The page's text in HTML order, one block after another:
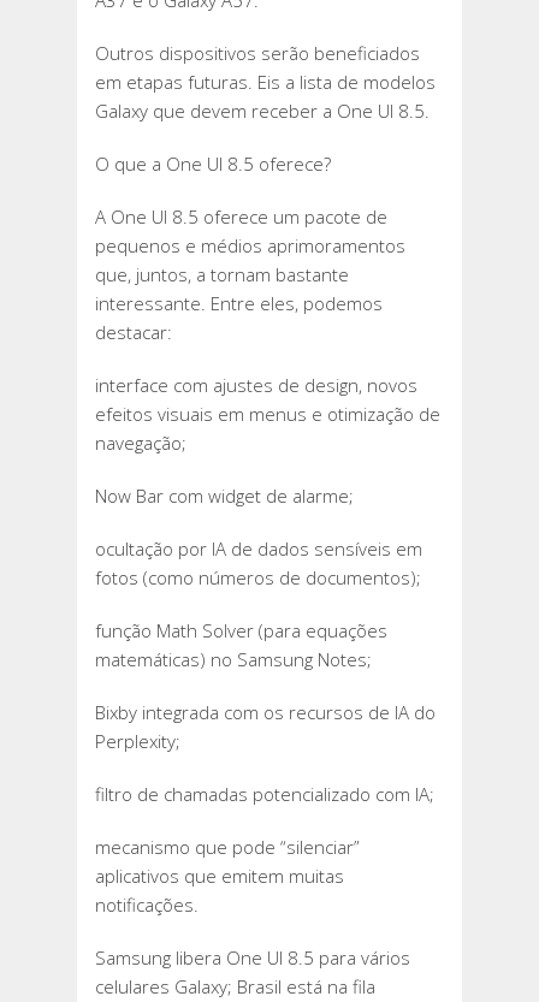
Outros dispositivos serão beneficiados
em etapas futuras. Eis a lista de modelos
Galaxy que devem receber a One UI 8.5.
O que a One UI 8.5 oferece?
A One UI 8.5 oferece um pacote de
pequenos e médios aprimoramentos
que, juntos, a tornam bastante
interessante. Entre eles, podemos
destacar:
interface com ajustes de design, novos
efeitos visuais em menus e otimização de
navegação;
Now Bar com widget de alarme;
ocultação por IA de dados sensíveis em
fotos (como números de documentos);
função Math Solver (para equações
matemáticas) no Samsung Notes;
Bixby integrada com os recursos de IA do
Perplexity;
filtro de chamadas potencializado com IA;
mecanismo que pode “silenciar”
aplicativos que emitem muitas
notificações.
Samsung libera One UI 8.5 para vários
celulares Galaxy; Brasil está na fila